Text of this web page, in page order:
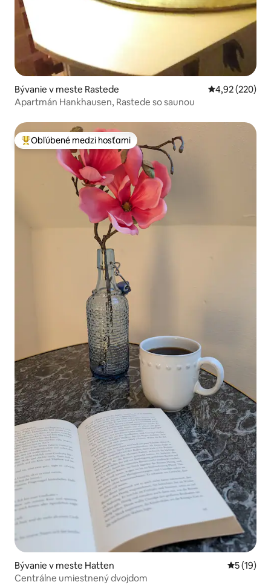
Bývanie v meste Rastede Priemerné
4,92 (220)
Apartmán Hankhausen, Rastede so saunou
Najobľúbenejšie medzi hosťami
Obľúbené medzi hosťami
Bývanie v meste Hatten
5 (19)
Centrálne umiestnený dvojdom